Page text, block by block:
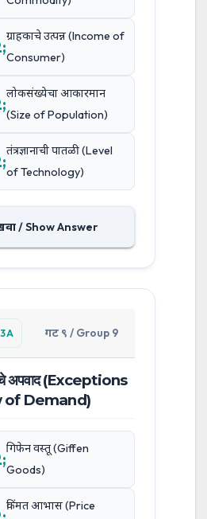
ग्राहकाचे उत्पन्न (Income of
Consumer)
लोकसंख्येचा आकारमान
(Size of Population)
तंत्रज्ञानाची पातळी (Level
of Technology)
/ Show Answer
गट ९ / Group 9
अपवाद (Exceptions
Demand)
गिफेन वस्तू (Giffen
Goods)
किंमत आभास (Price